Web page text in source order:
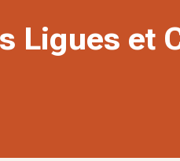
Ligues et